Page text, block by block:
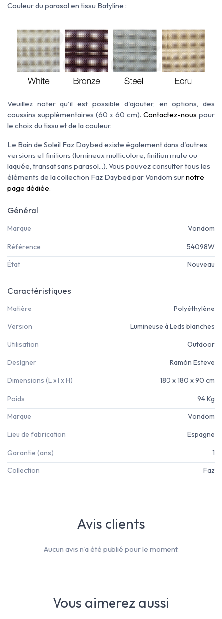
Couleur du parasol en tissu Batyline :
Veuillez noter qu'il est possible d'ajouter, en options, des
coussins supplémentaires (60 x 60 cm). Contactez-nous pour
le choix du tissu et de la couleur.
Le Bain de Soleil Faz Daybed existe également dans d'autres
versions et finitions (lumineux multicolore, finition mate ou
laquée, transat sans parasol...). Vous pouvez consulter tous les
éléments de la collection Faz Daybed par Vondom surnotre
page dédiée.
Général
Marque Vondom
Référence 54098W
État Nouveau
Caractéristiques
Matière Polyéthylène
Version Lumineuse à Leds blanches
Utilisation Outdoor
Designer Ramón Esteve
Dimensions (L x l x H) 180 x 180 x 90 cm
Poids 94 Kg
Marque Vondom
Lieu de fabrication Espagne
Garantie (ans) 1
Collection Faz
Vous aimerez aussi
Avis clients
Aucun avis n'a été publié pour le moment.